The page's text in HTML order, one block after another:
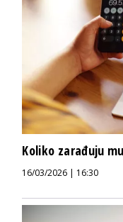
Koliko zarađuju
16/03/2026 | 16:30